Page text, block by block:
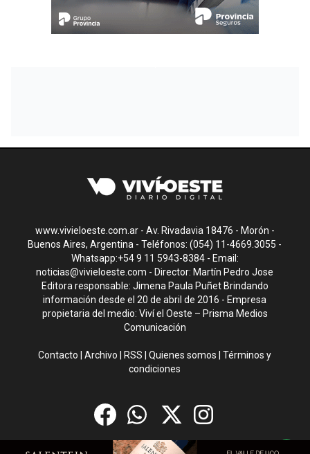
www.vivieloeste.com.ar - Av. Rivadavia 18476 - Morón -
Buenos Aires, Argentina - Teléfonos: (054) 11-4669.3055 -
Whatsapp:+54 9 11 5943-8384 - Email:
noticias@vivieloeste.com - Director: Martín Pedro Jose
Editora responsable: Jimena Paula Puñet Brindando
información desde el 20 de abril de 2016 - Empresa
propietaria del medio: Viví el Oeste – Prisma Medios
Comunicación
Contacto |Archivo RSS |Quienes somos |Términos y
condiciones